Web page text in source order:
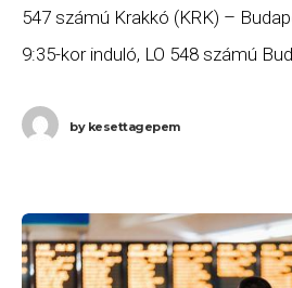
547 számú Krakkó (KRK) –
9:35-kor induló, LO 548 számú
bykesettagepem